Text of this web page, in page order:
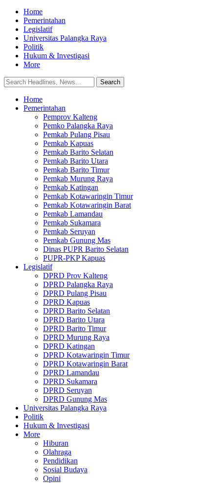
Home
Pemerintahan
Legislatif
Universitas Palangka Raya
Politik
Hukum & Investigasi
More
Home
Pemerintahan
Pemprov Kalteng
Pemko Palangka Raya
Pemkab Pulang Pisau
Pemkab Kapuas
Pemkab Barito Selatan
Pemkab Barito Utara
Pemkab Barito Timur
Pemkab Murung Raya
Pemkab Katingan
Pemkab Kotawaringin Timur
Pemkab Kotawaringin Barat
Pemkab Lamandau
Pemkab Sukamara
Pemkab Seruyan
Pemkab Gunung Mas
Dinas PUPR Barito Selatan
PUPR-PKP Kapuas
Legislatif
DPRD Prov Kalteng
DPRD Palangka Raya
DPRD Pulang Pisau
DPRD Kapuas
DPRD Barito Selatan
DPRD Barito Utara
DPRD Barito Timur
DPRD Murung Raya
DPRD Katingan
DPRD Kotawaringin Timur
DPRD Kotawaringin Barat
DPRD Lamandau
DPRD Sukamara
DPRD Seruyan
DPRD Gunung Mas
Universitas Palangka Raya
Politik
Hukum & Investigasi
More
Hiburan
Olahraga
Pendidikan
Sosial Budaya
Opini